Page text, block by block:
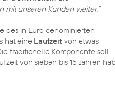
mit unseren Kunden weiter.“
des in Euro denominierten
hat eine Laufzeit von etwas
traditionelle Komponente soll
von sieben bis 15 Jahren